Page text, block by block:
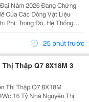
Năm 2026 Đang Chứng
Của Các Dòng Vật Liệu
Phí. Trong Đó, Hệ Thống
Sự Lựa Chọn Hàng Đầu Để
Truyền Thống. Với Công
25 phút trước
Thập Q7 8X18M 3
Thị Thập Q7 8X18M
16 Tỷ Nhà Nguyễn Thị